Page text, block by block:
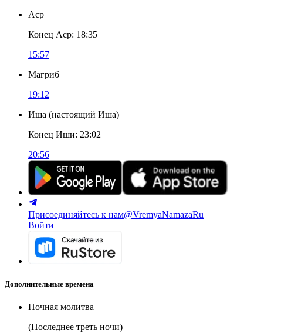
Аср
Конец Аср: 18:35
15:57
Магриб
19:12
Иша (настоящий Иша)
Конец Иши: 23:02
20:56
Присоединяйтесь к нам@VremyaNamazaRu
Войти
Дополнительные времена
Ночная молитва
(Последнее треть ночи)